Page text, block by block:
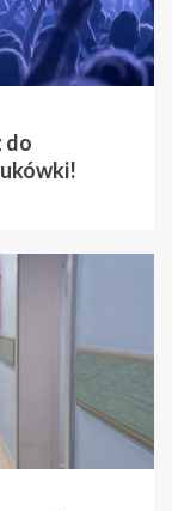
do